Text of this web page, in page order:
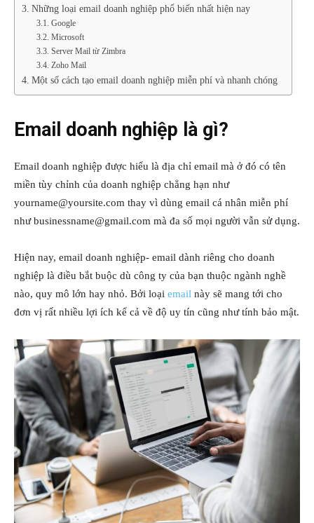
Những loại email doanh nghiệp phổ biến nhất hiện nay
Google
Microsoft
Server Mail từ Zimbra
Zoho Mail
Một số cách tạo email doanh nghiệp miễn phí và nhanh chóng
Email doanh nghiệp là gì?
Email doanh nghiệp được hiểu là địa chỉ email mà ở đó có tên
miền tùy chỉnh của doanh nghiệp chẳng hạn như
yourname@yoursite.com thay vì dùng email cá nhân miễn phí
như businessname@gmail.com mà đa số mọi người vẫn sử dụng.
Hiện nay, email doanh nghiệp- email dành riêng cho doanh
nghiệp là điều bắt buộc dù công ty của bạn thuộc ngành nghề
nào, quy mô lớn hay nhỏ. Bởi loại email này sẽ mang tới cho
đơn vị rất nhiều lợi ích kể cả về độ uy tín cũng như tính bảo mật.